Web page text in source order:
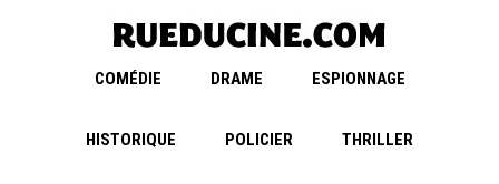
COMÉDIE DRAME ESPIONNAGE
HISTORIQUE POLICIER THRILLER